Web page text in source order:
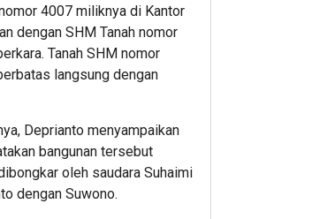
4007 miliknya di Kantor
dengan SHM Tanah nomor
Tanah SHM nomor
langsung dengan
Deprianto menyampaikan
bangunan tersebut
oleh saudara Suhaimi
dengan Suwono.